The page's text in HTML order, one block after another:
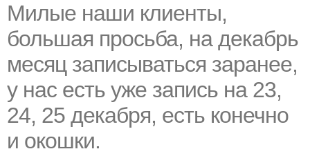
Милые наши клиенты,
большая просьба, на декабрь
месяц записываться заранее,
у нас есть уже запись на 23,
24, 25 декабря, есть конечно
и окошки.